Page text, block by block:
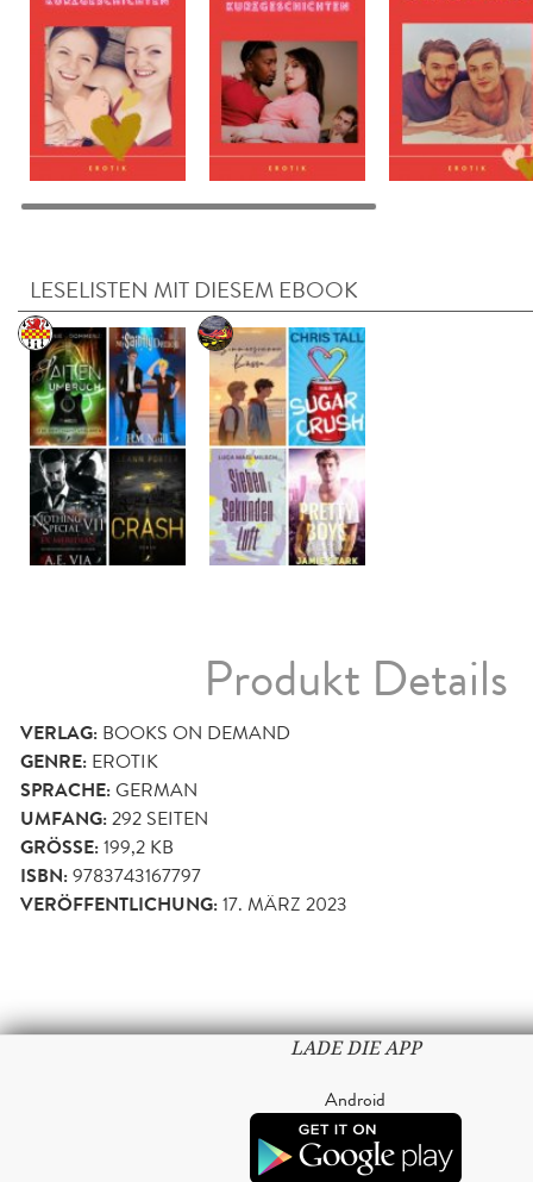
LESELISTEN MIT DIESEM EBOOK
Produkt Details
VERLAG: BOOKS ON DEMAND
GENRE: EROTIK
SPRACHE:GERMAN
UMFANG:292 SEITEN
GRÖSSE: 199,2 KB
ISBN:9783743167797
VERÖFFENTLICHUNG:17. MÄRZ 2023
LADE DIE APP
Android